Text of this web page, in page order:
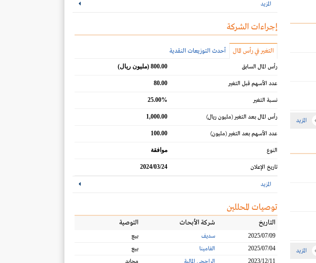
المزيد
المزيد
المزيد
إجراءات الشركة
التغير في رأس المال أحدث التوزيعات النقدية
رأس المال السابق 800.00 (مليون ريال)
عدد الأسهم قبل التغير 80.00
نسبة التغير 25.00%
رأس المال بعد التغير(مليون ريال) 1,000.00
عدد الأسهم بعد التغير(مليون) 100.00
النوع موافقة
تاريخ الإعلان 2024/03/24
المزيد
توصيات المحللين
التاريخ شركة الأبحاث التوصية
2025/07/09 سديف
بيع
2025/07/04
الفامينا
بيع
2023/12/11
الراجحي المالية
محايد